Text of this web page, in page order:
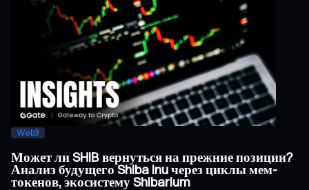
Web3
Может ли SHIB вернуться на прежние позиции?
Анализ будущего Shiba Inu через циклы мем-
токенов, экосистему Shibarium